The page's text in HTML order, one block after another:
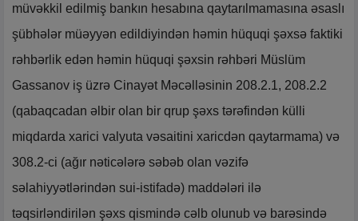
müvəkkil edilmiş bankın hesabına qaytarılmamasına əsaslı
şübhələr müəyyən edildiyindən həmin hüquqi şəxsə faktiki
rəhbərlik edən həmin hüquqi şəxsin rəhbəri Müslüm
Gassanov iş üzrə Cinayət Məcəlləsinin 208.2.1, 208.2.2
(qabaqcadan əlbir olan bir qrup şəxs tərəfindən külli
miqdarda xarici valyuta vəsaitini xaricdən qaytarmama) və
308.2-ci (ağır nəticələrə səbəb olan vəzifə
səlahiyyətlərindən sui-istifadə) maddələri ilə
təqsirləndirilən şəxs qismində cəlb olunub və barəsində